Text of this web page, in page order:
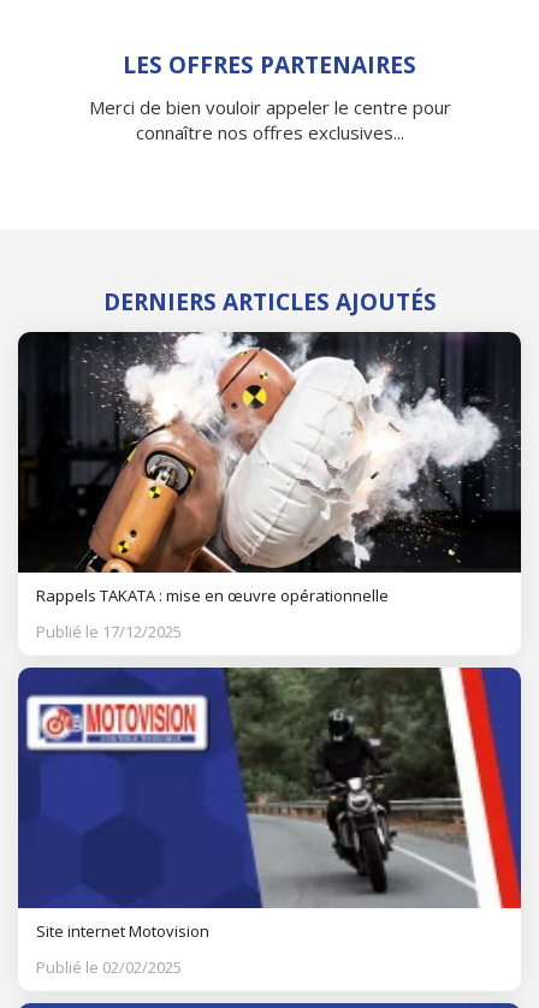
LES OFFRES PARTENAIRES
Merci de bien vouloir appeler le centre pour
connaître nos offres exclusives...
DERNIERS ARTICLES AJOUTÉS
Rappels TAKATA : mise en œuvre opérationnelle
Publié le 17/12/2025
Site internet Motovision
Publié le 02/02/2025